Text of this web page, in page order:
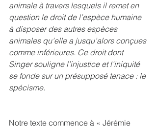
animale à travers lesquels il remet en
question le droit de l’espèce humaine
à disposer des autres espèces
animales qu’elle a jusqu’alors conçues
comme inférieures. Ce droit dont
Singer souligne l’injustice et l’iniquité
se fonde sur un présupposé tenace : le
spécisme.
Notre texte commence à « Jérémie